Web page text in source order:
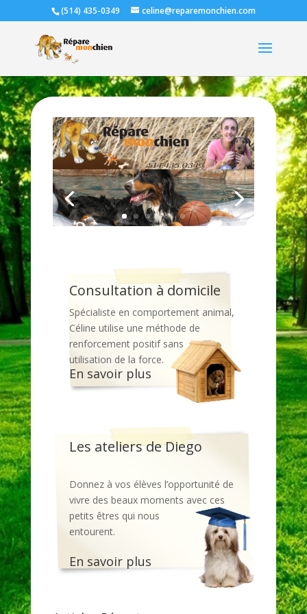
(514) 435-0349 celine@reparemonchien.com
Consultation à domicile
Spécialiste en comportement animal,
Céline utilise une méthode de
renforcement positif sans
utilisation de la force.
En savoir plus
Les ateliers de Diego
Donnez à vos élèves l’opportunité de
vivre des beaux moments avec ces
petits êtres qui nous
entourent.
En savoir plus